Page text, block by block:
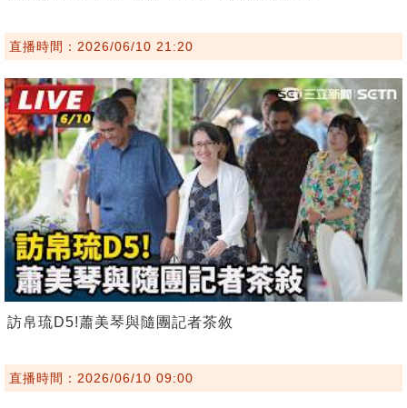
直播時間：2026/06/10 21:20
訪帛琉D5!蕭美琴與隨團記者茶敘
直播時間：2026/06/10 09:00